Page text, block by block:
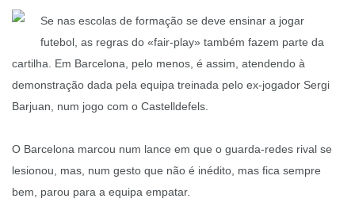
Se nas escolas de formação se deve ensinar a jogar
futebol, as regras do «fair-play» também fazem parte da
cartilha. Em Barcelona, pelo menos, é assim, atendendo à
demonstração dada pela equipa treinada pelo ex-jogador Sergi
Barjuan, num jogo com o Castelldefels.
O Barcelona marcou num lance em que o guarda-redes rival se
lesionou, mas, num gesto que não é inédito, mas fica sempre
bem, parou para a equipa empatar.